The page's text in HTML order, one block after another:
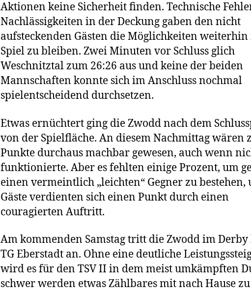
Aktionen keine Sicherheit finden. Technische
Nachlässigkeiten in der Deckung gaben den nicht
aufsteckenden Gästen die Möglichkeiten
Spiel zu bleiben. Zwei Minuten vor Schluss glich
Weschnitztal zum 26:26 aus und keine der beiden
Mannschaften konnte sich im Anschluss nochmal
spielentscheidend durchsetzen.
Etwas ernüchtert ging die Zwodd nach dem
von der Spielfläche. An diesem Nachmittag wären
Punkte durchaus machbar gewesen, auch wenn
funktionierte. Aber es fehlten einige Prozent, um
einen vermeintlich „leichten“ Gegner zu bestehen,
Gäste verdienten sich einen Punkt durch einen
couragierten Auftritt.
Am kommenden Samstag tritt die Zwodd im
TG Eberstadt an. Ohne eine deutliche
wird es für den TSV II in dem meist umkämpften
schwer werden etwas Zählbares mit nach Hause zu